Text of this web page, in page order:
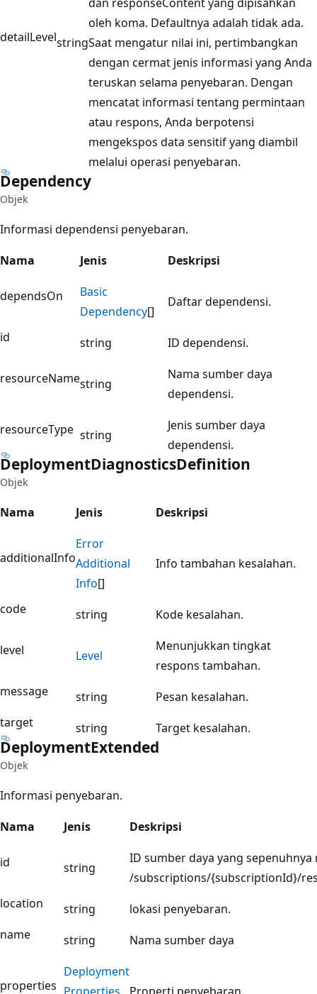
detailLevelstring
oleh koma. Defaultnya adalah tidak ada.
Saat mengatur nilai ini, pertimbangkan
dengan cermat jenis informasi yang Anda
teruskan selama penyebaran. Dengan
mencatat informasi tentang permintaan
atau respons, Anda berpotensi
mengekspos data sensitif yang diambil
melalui operasi penyebaran.
Dependency
Objek
Informasi dependensi penyebaran.
Nama
Jenis Deskripsi
dependsOn
Basic
Dependency[]
Daftar dependensi.
id string ID dependensi.
resourceNamestring
Nama sumber daya
dependensi.
resourceType string
Jenis sumber daya
dependensi.
DeploymentDiagnosticsDefinition
Objek
Nama Jenis Deskripsi
additionalInfo
Error
Additional
Info[]
Info tambahan kesalahan.
code string Kode kesalahan.
level Level
Menunjukkan tingkat
respons tambahan.
message
string
Pesan kesalahan.
target
string Target kesalahan.
DeploymentExtended
Objek
Informasi penyebaran.
Nama
Jenis Deskripsi
id string
ID sumber daya yang
/subscriptions/{subscriptionId}/
location
string
lokasi penyebaran.
name
string Nama sumber daya
properties
Deployment
Properties
Properti penyebaran.